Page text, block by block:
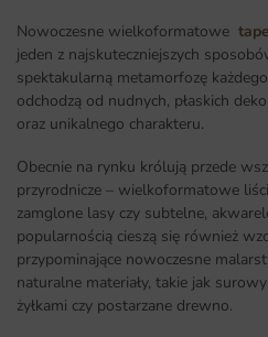
Nowoczesne wielkoformatowe
jeden z najskuteczniejszych
spektakularną metamorfozę
odchodzą od nudnych, płaskich
oraz unikalnego charakteru.
Obecnie na rynku królują przede
przyrodnicze – wielkoformatowe
zamglone lasy czy subtelne,
popularnością cieszą się również
przypominające nowoczesne
naturalne materiały, takie jak
żyłkami czy postarzane drewno.